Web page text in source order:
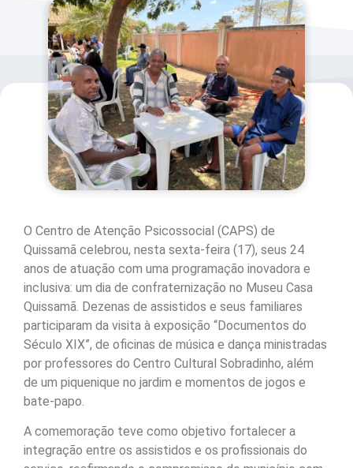
O Centro de Atenção Psicossocial (CAPS) de
Quissamã celebrou, nesta sexta-feira (17), seus 24
anos de atuação com uma programação inovadora e
inclusiva: um dia de confraternização no Museu Casa
Quissamã. Dezenas de assistidos e seus familiares
participaram da visita à exposição “Documentos do
Século XIX”, de oficinas de música e dança ministradas
por professores do Centro Cultural Sobradinho, além
de um piquenique no jardim e momentos de jogos e
bate-papo.
A comemoração teve como objetivo fortalecer a
integração entre os assistidos e os profissionais do